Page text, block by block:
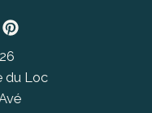
du Loc